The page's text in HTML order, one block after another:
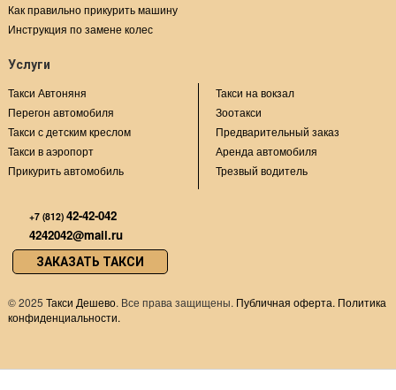
Как правильно прикурить машину
Инструкция по замене колес
Услуги
Такси Автоняня
Перегон автомобиля
Такси с детским креслом
Такси в аэропорт
Прикурить автомобиль
Такси на вокзал
Зоотакси
Предварительный заказ
Аренда автомобиля
Трезвый водитель
+7 (812) 42-42-042
4242042@mail.ru
ЗАКАЗАТЬ ТАКСИ
©2025 Такси Дешево. Все права защищены. Публичная оферта. Политика
конфиденциальности.